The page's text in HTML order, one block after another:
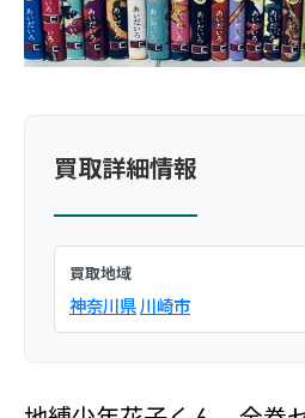
買取詳細情報
買取地域
神奈川県川崎市